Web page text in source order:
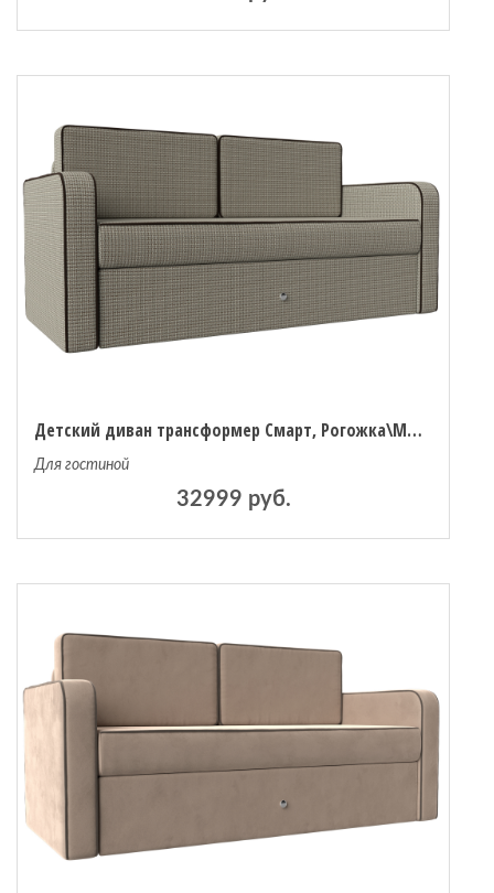
Детский диван трансформер Смарт, Рогожка\Микровельвет
Для гостиной
32999 руб.